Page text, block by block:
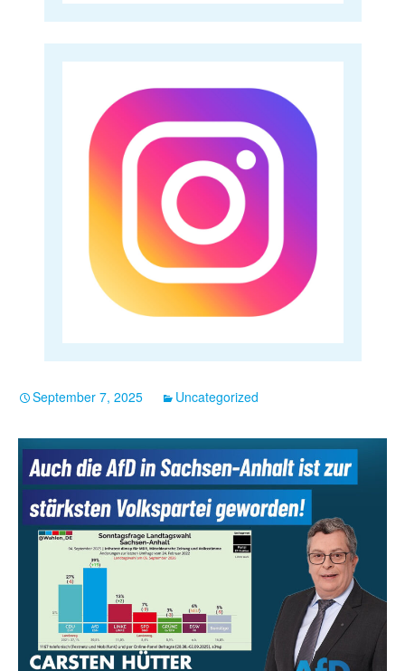
September 7, 2025 Uncategorized